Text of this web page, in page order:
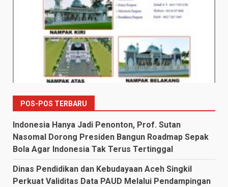
POS-POS TERBARU
Indonesia Hanya Jadi Penonton, Prof. Sutan
Nasomal Dorong Presiden Bangun Roadmap Sepak
Bola Agar Indonesia Tak Terus Tertinggal
Dinas Pendidikan dan Kebudayaan Aceh Singkil
Perkuat Validitas Data PAUD Melalui Pendampingan